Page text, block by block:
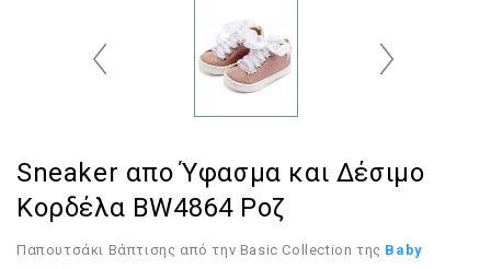
Sneaker απο Ύφασμα και Δέσιμο
Κορδέλα BW4864 Ροζ
Παπουτσάκι Βάπτισης από την Basic Collection της Baby